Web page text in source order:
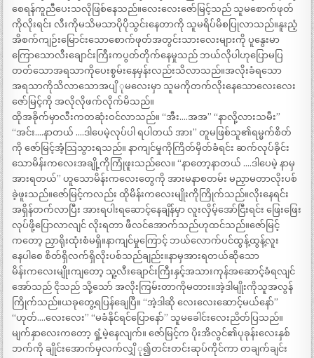
စေရန်ကူညီပေးသလိုဖြစ်နေသည်။လေးလေးဇော်မြင့်သည် သူမစောက်ဖုတ်
ကိုလိုးရင်း လီးကိုမသိမသာပိုပိုသွင်းနေတာကို သူမရိပ်မိစပြုလာသည်။နူးညံ့
အိစက်ကျဉ်းမြောင်းသောစောက်ဖုတ်အတွင်းသားလေးများကို ပူနွေးမာ
ကြောသောလီးချောင်းကြီးကပွတ်တိုက်နေမှုသည် ဘယ်လိုပါဟုပြောမပြ
တတ်သောအရသာကိုပေးစွမ်းနေမှန်းလည်းသိလာသည်။အလိုးခံရသော
အရသာကိုသိလာသောအပျိ ုမလေးမှာ သူမကိုတက်လိုးနေသောလေးလေး
ဇော်မြင့်ကို အလိုလိုဖက်လိုက်မိသည်။
ထိုအခိုက်မှာလီးကတဆုံးဝင်လာသည်။ “အီး….အအ” “နာလို့လားသမီး”
“အင်း….နာတယ် ….ဒါပေမဲ့လုပ်ပါ ရပါတယ် အား” တူမဖြစ်သူ၏ရမ္မက်စိတ်
ကို ဇော်မြင့်အံ့သြသွားရသည်။ နာကျင်မှုကိုကြိတ်မှိတ်ခံရင်း ဆက်လုပ်ခိုင်း
သောမိန်းကလေးအချို့ကိုကြုံဖူးသည်လေ။ “နာတော့နာတယ် ….ဒါပေမဲ့ နာမှ
အားရတယ်” ဟူသောမိန်းကလေးတွေကို အားမနာစတမ်း မညှာမတာလိုးပစ်
ခဲ့ဖူးသည်။ဇော်မြင့်ကလည်း ထိုမိန်းကလေးမျိုးကိုကြိုက်သည်။လိုးနေရင်း
အရှိန်တက်လာပြီး အားရပါးရဆောင့်နေချိန်မှာ လူးလှိမ့်အော်ငြီးရင်း ဖြေးဖြေး
လုပ်ဖို့ပြောလာလျင် လိုးရတာ ဖီလင်အောက်သည်ဟုထင်သည်။ဇော်မြင့်
ကတော့ ညှာရိုးထုံးစံမရှိ။နာကျင်မှုကြောင့် ဘယ်လောက်ပင်ထွန့်ထွန့်လူး
နေပါစေ စိတ်ရှိလက်ရှိလိုးပစ်သည်ချည်း။နာမှအားရတယ်ဆိုသော
မိန်းကလေးမျိုးကျတော့ သူ့လီးချောင်းကြီးနှင့်အသားကုန်အဆောင့်ခံရလျင်
အော်သည် ငိုသည် သို့သော် အလိုးကြမ်းတာကိုမတား။အဲ့ဒါမျိုးကိုသူအလွန်
ကြိုက်သည်။ယခုတွေ့ရပြန်ချေပြီ။ “အဲ့ဒါဆို လေးလေးဆောင့်မယ်နော်”
“ဟုတ်….လေးလေး” “မခံနိုင်ရင်ပြောနော်” သူမခေါင်းလေးညိတ်ပြသည်။
မျက်နှာလေးကတော့ ရှုံ့မဲ့နေလျက်။ ဇော်မြင့်က ပိုးအိလွင်၏ပုခုန်းလေးနှစ်
ဘက်ကို ချိုင်းအောက်မှလက်လျှိ ု၍တင်းတင်းဆုပ်ကိုင်ကာ တချက်ချင်း